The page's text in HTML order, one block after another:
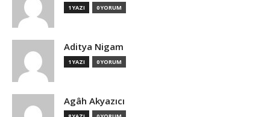
1 YAZI 0 YORUM
Aditya Nigam
1 YAZI 0 YORUM
Agâh Akyazıcı